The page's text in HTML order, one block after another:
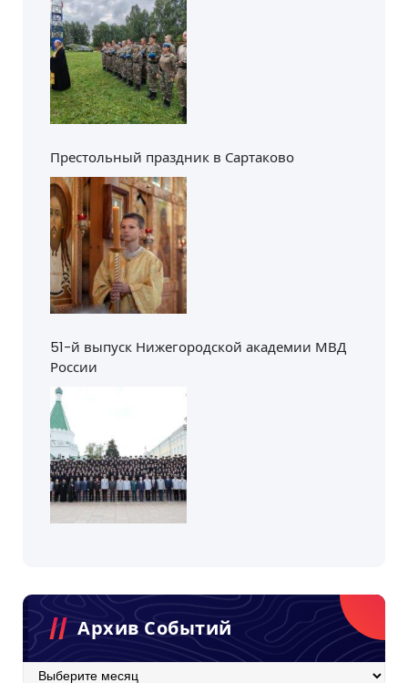
Престольный праздник в Сартаково
51-й выпуск Нижегородской академии МВД
России
Архив Событий
Архив